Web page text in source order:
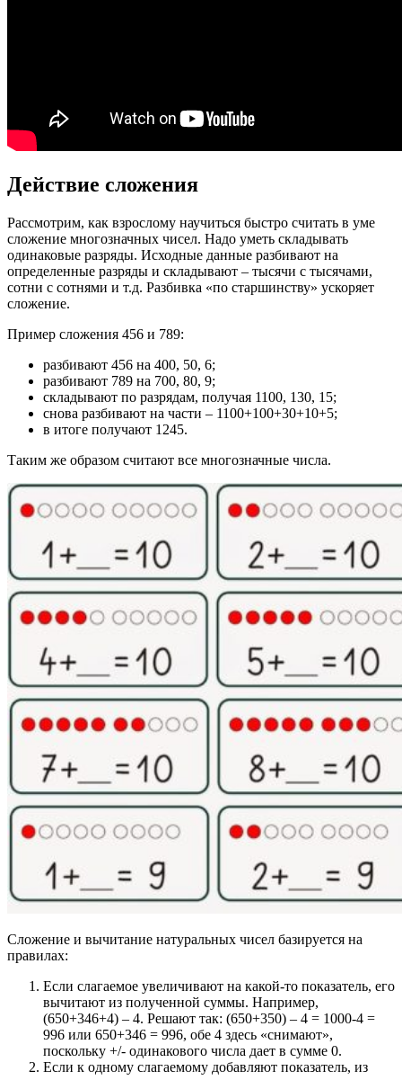
Действие сложения
Рассмотрим, как взрослому научиться быстро считать в уме
сложение многозначных чисел. Надо уметь складывать
одинаковые разряды. Исходные данные разбивают на
определенные разряды и складывают – тысячи с тысячами,
сотни с сотнями и т.д. Разбивка «по старшинству» ускоряет
сложение.
Пример сложения 456 и 789:
разбивают 456 на 400, 50, 6;
разбивают 789 на 700, 80, 9;
складывают по разрядам, получая 1100, 130, 15;
снова разбивают на части – 1100+100+30+10+5;
в итоге получают 1245.
Таким же образом считают все многозначные числа.
Сложение и вычитание натуральных чисел базируется на
правилах:
Если слагаемое увеличивают на какой-то показатель, его
вычитают из полученной суммы. Например,
(650+346+4) – 4. Решают так: (650+350) – 4 = 1000-4 =
996 или 650+346 = 996, обе 4 здесь «снимают»,
поскольку +/- одинакового числа дает в сумме 0.
Если к одному слагаемому добавляют показатель, из